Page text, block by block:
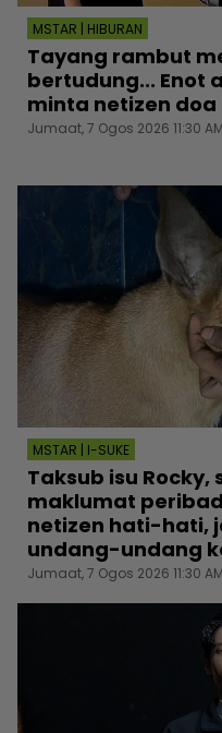
MSTAR | HIBURAN
Tayang rambut
bertudung... Enot
minta netizen
Jumaat, 7 Ogos 2026 11:30 AM
MSTAR | I-SUKE
Taksub isu
maklumat
netizen hati-hati,
undang-undang
Jumaat, 7 Ogos 2026 11:30 AM